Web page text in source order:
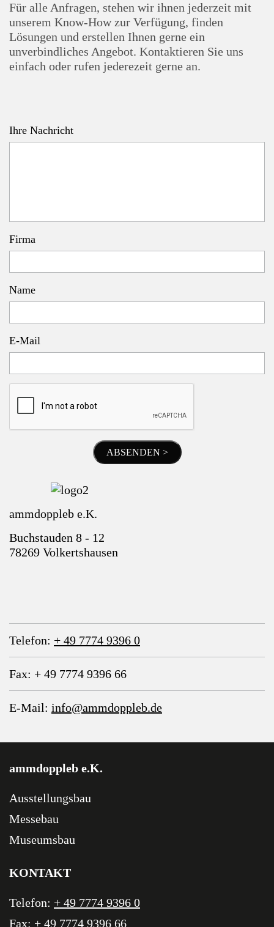
Für alle Anfragen, stehen wir ihnen jederzeit mit
unserem Know-How zur Verfügung, finden
Lösungen und erstellen Ihnen gerne ein
unverbindliches Angebot. Kontaktieren Sie uns
einfach oder rufen jederezeit gerne an.
Ihre Nachricht
Firma
Name
E-Mail
ABSENDEN >
ammdoppleb e.K.
Buchstauden 8 - 12
78269 Volkertshausen
Telefon: + 49 7774 9396 0
Fax: + 49 7774 9396 66
E-Mail: info@ammdoppleb.de
ammdoppleb e.K.
Ausstellungsbau
Messebau
Museumsbau
KONTAKT
Telefon: + 49 7774 9396 0
Fax: + 49 7774 9396 66